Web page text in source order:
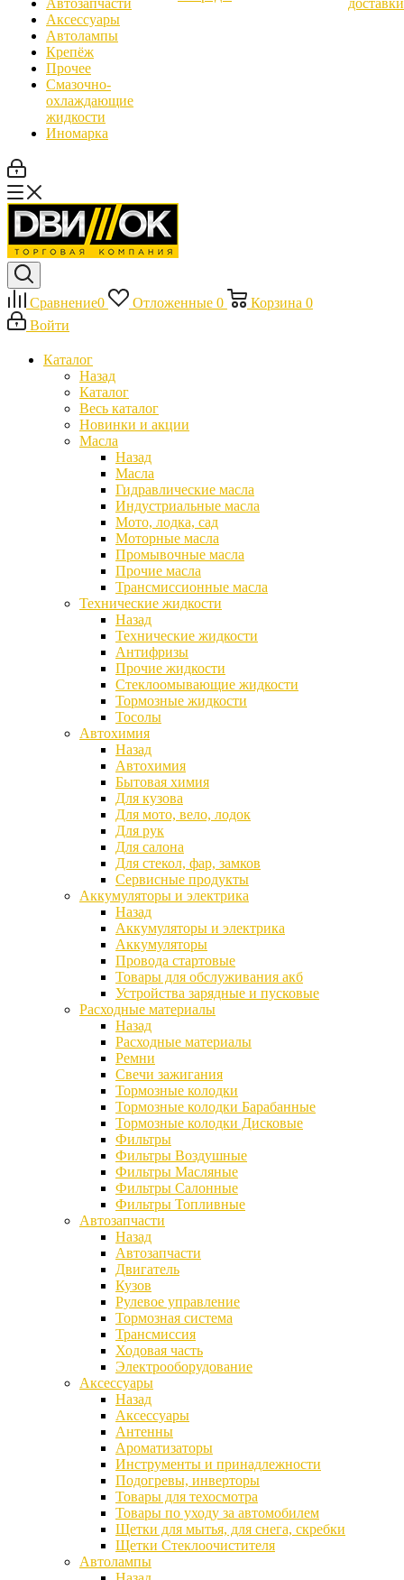
Автозапчасти
Аксессуары
Автолампы
Крепёж
Прочее
Смазочно-
охлаждающие
жидкости
Иномарка
доставки
Сравнение0 Отложенные 0 Корзина 0
Войти
Каталог
Назад
Каталог
Весь каталог
Новинки и акции
Масла
Назад
Масла
Гидравлические масла
Индустриальные масла
Мото, лодка, сад
Моторные масла
Промывочные масла
Прочие масла
Трансмиссионные масла
Технические жидкости
Назад
Технические жидкости
Антифризы
Прочие жидкости
Стеклоомывающие жидкости
Тормозные жидкости
Тосолы
Автохимия
Назад
Автохимия
Бытовая химия
Для кузова
Для мото, вело, лодок
Для рук
Для салона
Для стекол, фар, замков
Сервисные продукты
Аккумуляторы и электрика
Назад
Аккумуляторы и электрика
Аккумуляторы
Провода стартовые
Товары для обслуживания акб
Устройства зарядные и пусковые
Расходные материалы
Назад
Расходные материалы
Ремни
Свечи зажигания
Тормозные колодки
Тормозные колодки Барабанные
Тормозные колодки Дисковые
Фильтры
Фильтры Воздушные
Фильтры Масляные
Фильтры Салонные
Фильтры Топливные
Автозапчасти
Назад
Автозапчасти
Двигатель
Кузов
Рулевое управление
Тормозная система
Трансмиссия
Ходовая часть
Электрооборудование
Аксессуары
Назад
Аксессуары
Антенны
Ароматизаторы
Инструменты и принадлежности
Подогревы, инверторы
Товары для техосмотра
Товары по уходу за автомобилем
Щетки для мытья, для снега, скребки
Щетки Стеклоочистителя
Автолампы